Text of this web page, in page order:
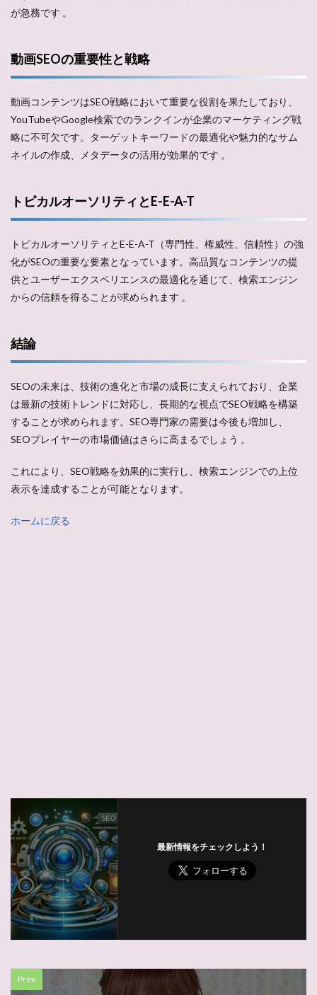
が急務です​ 。
動画SEOの重要性と戦略
動画コンテンツはSEO戦略において重要な役割を果たしており、
YouTubeやGoogle検索でのランクインが企業のマーケティング戦
略に不可欠です。ターゲットキーワードの最適化や魅力的なサム
ネイルの作成、メタデータの活用が効果的です​ ​。
トピカルオーソリティとE-E-A-T
トピカルオーソリティとE-E-A-T（専門性、権威性、信頼性）の強
化がSEOの重要な要素となっています。高品質なコンテンツの提
供とユーザーエクスペリエンスの最適化を通じて、検索エンジン
からの信頼を得ることが求められます​ ​。
結論
SEOの未来は、技術の進化と市場の成長に支えられており、企業
は最新の技術トレンドに対応し、長期的な視点でSEO戦略を構築
することが求められます。SEO専門家の需要は今後も増加し、
SEOプレイヤーの市場価値はさらに高まるでしょう​ ​。
これにより、SEO戦略を効果的に実行し、検索エンジンでの上位
表示を達成することが可能となります。
ホームに戻る
最新情報をチェックしよう！
Prev